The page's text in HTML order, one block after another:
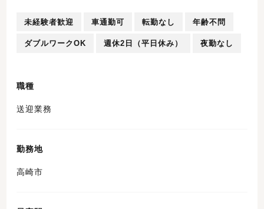
未経験者歓迎 車通勤可 転勤なし 年齢不問
ダブルワークOK 週休2日（平日休み） 夜勤なし
職種
送迎業務
勤務地
高崎市